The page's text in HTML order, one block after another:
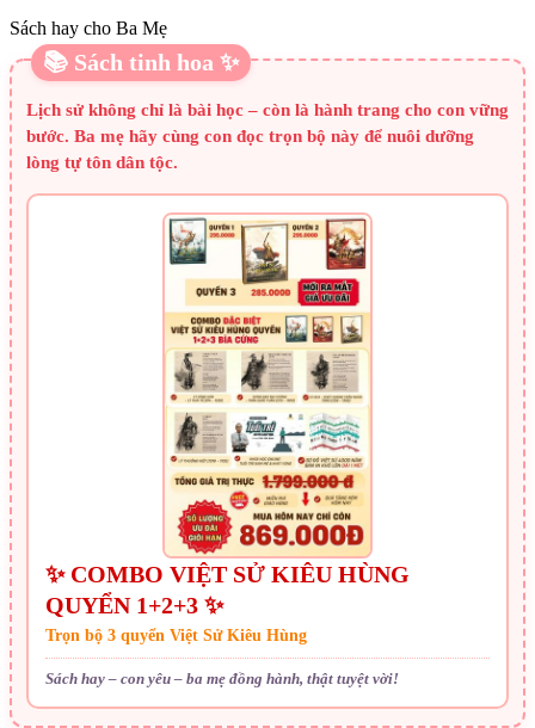
Sách hay cho Ba Mẹ
📚 Sách tinh hoa ✨
Lịch sử không chỉ là bài học – còn là hành trang cho con vững
bước. Ba mẹ hãy cùng con đọc trọn bộ này để nuôi dưỡng
lòng tự tôn dân tộc.
✨ COMBO VIỆT SỬ KIÊU HÙNG
QUYỂN 1+2+3 ✨
Trọn bộ 3 quyển Việt Sử Kiêu Hùng
Sách hay – con yêu – ba mẹ đồng hành, thật tuyệt vời!